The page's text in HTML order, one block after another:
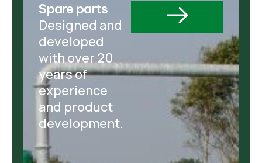
Spare parts
Designed and
developed
with over 20
years of
experience
and product
development.